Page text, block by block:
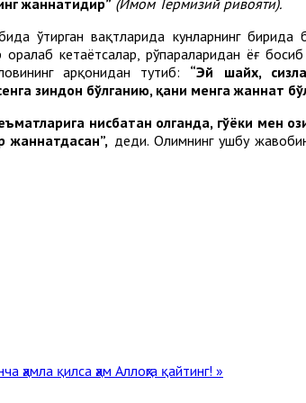
ўтирган вақтларида кунларнинг бирида
кетаётсалар, рўпараларидан ёғ
арқонидан тутиб: “Эй шайх,
зиндон бўлганию, қани менга жаннат
нисбатан олганда, гўёки мен
жаннатдасан”, деди. Олимнинг ушбу
ҳамла қилса ҳам Аллоҳга қайтинг! »